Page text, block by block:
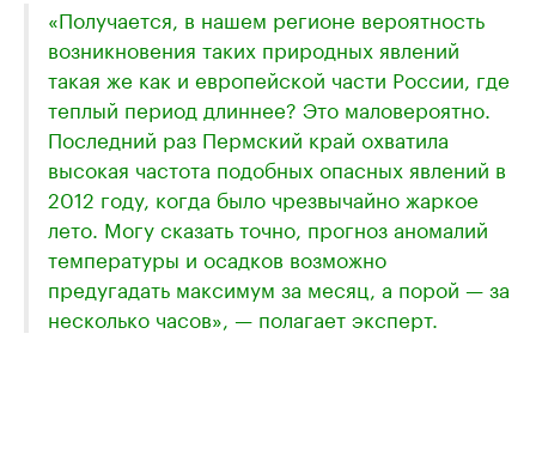
«Получается, в нашем регионе вероятность
возникновения таких природных явлений
такая же как и европейской части России, где
теплый период длиннее? Это маловероятно.
Последний раз Пермский край охватила
высокая частота подобных опасных явлений в
2012 году, когда было чрезвычайно жаркое
лето. Могу сказать точно, прогноз аномалий
температуры и осадков возможно
предугадать максимум за месяц, а порой — за
несколько часов», — полагает эксперт.